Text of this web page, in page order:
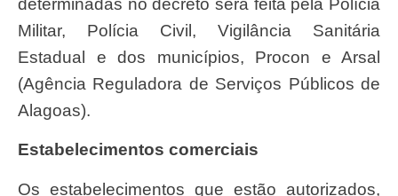
determinadas no decreto será feita pela Polícia
Militar, Polícia Civil, Vigilância Sanitária
Estadual e dos municípios, Procon e Arsal
(Agência Reguladora de Serviços Públicos de
Alagoas).
Estabelecimentos comerciais
Os estabelecimentos que estão autorizados,